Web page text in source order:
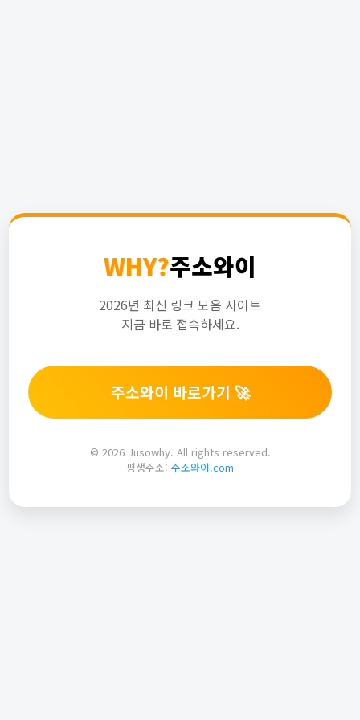
WHY?주소와이
2026년 최신 링크 모음 사이트
지금 바로 접속하세요.
주소와이 바로가기 🚀
© 2026 Jusowhy. All rights reserved.
평생주소: 주소와이.com